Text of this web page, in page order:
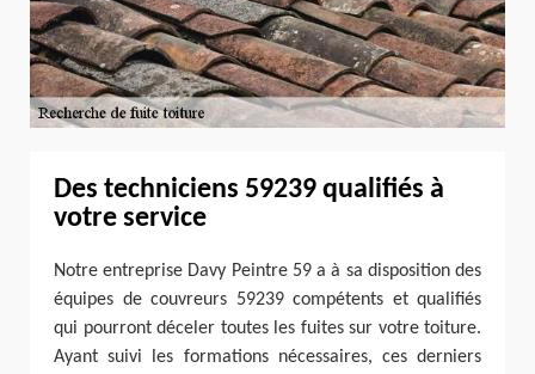
Des techniciens 59239 qualifiés à
votre service
Notre entreprise Davy Peintre 59 a à sa disposition des
équipes de couvreurs 59239 compétents et qualifiés
qui pourront déceler toutes les fuites sur votre toiture.
Ayant suivi les formations nécessaires, ces derniers